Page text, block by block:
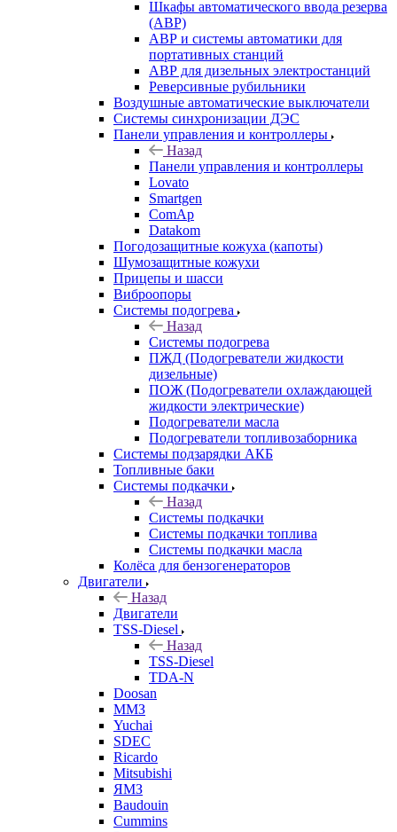
Шкафы автоматического ввода резерва
(АВР)
АВР и системы автоматики для
портативных станций
АВР для дизельных электростанций
Реверсивные рубильники
Воздушные автоматические выключатели
Системы синхронизации ДЭС
Панели управления и контроллеры
Назад
Панели управления и контроллеры
Lovato
Smartgen
ComAp
Datakom
Погодозащитные кожуха (капоты)
Шумозащитные кожухи
Прицепы и шасси
Виброопоры
Системы подогрева
Назад
Системы подогрева
ПЖД (Подогреватели жидкости
дизельные)
ПОЖ (Подогреватели охлаждающей
жидкости электрические)
Подогреватели масла
Подогреватели топливозаборника
Системы подзарядки АКБ
Топливные баки
Системы подкачки
Назад
Системы подкачки
Системы подкачки топлива
Системы подкачки масла
Колёса для бензогенераторов
Двигатели
Назад
Двигатели
TSS-Diesel
Назад
TSS-Diesel
TDA-N
Doosan
ММЗ
Yuchai
SDEC
Ricardo
Mitsubishi
ЯМЗ
Baudouin
Cummins